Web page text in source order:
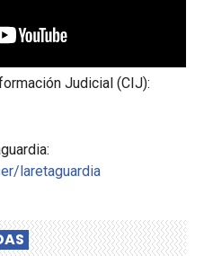
Judicial (CIJ):
laretaguardia